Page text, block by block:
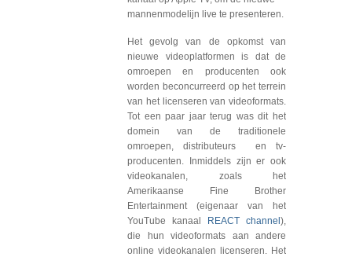
mannenmodelijn live te presenteren.
Het gevolg van de opkomst van
nieuwe videoplatformen is dat de
omroepen en producenten ook
worden beconcurreerd op het terrein
van het licenseren van videoformats.
Tot een paar jaar terug was dit het
domein van de traditionele
omroepen, distributeurs en tv-
producenten. Inmiddels zijn er ook
videokanalen, zoals het
Amerikaanse Fine Brother
Entertainment (eigenaar van het
YouTube kanaal
REACT channel ),
die hun videoformats aan andere
online videokanalen licenseren. Het